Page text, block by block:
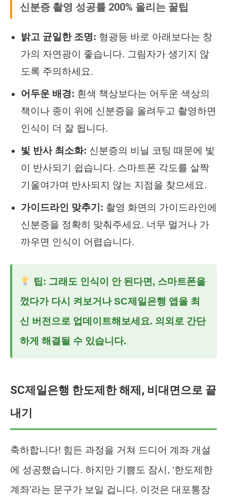
신분증 촬영 성공률 200% 올리는 꿀팁
밝고 균일한 조명: 형광등 바로 아래보다는 창
가의 자연광이 좋습니다. 그림자가 생기지 않
도록 주의하세요.
어두운 배경: 흰색 책상보다는 어두운 색상의
책이나 종이 위에 신분증을 올려두고 촬영하면
인식이 더 잘 됩니다.
빛 반사 최소화: 신분증의 비닐 코팅 때문에 빛
이 반사되기 쉽습니다. 스마트폰 각도를 살짝
기울여가며 반사되지 않는 지점을 찾으세요.
가이드라인 맞추기: 촬영 화면의 가이드라인에
신분증을 정확히 맞춰주세요. 너무 멀거나 가
까우면 인식이 어렵습니다.
팁: 그래도 인식이 안 된다면, 스마트폰을
껐다가 다시 켜보거나 SC제일은행 앱을 최
신 버전으로 업데이트해보세요. 의외로 간단
하게 해결될 수 있습니다.
SC제일은행 한도제한 해제, 비대면으로 끝
내기
축하합니다! 힘든 과정을 거쳐 드디어 계좌 개설
에 성공했습니다. 하지만 기쁨도 잠시, ‘한도제한
계좌’라는 문구가 보일 겁니다. 이것은 대포통장